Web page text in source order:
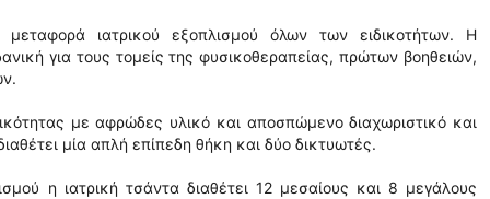
ιατρικού εξοπλισμού όλων των ειδικοτήτων. Η
για τους τομείς της φυσικοθεραπείας, πρώτων βοηθειών,
με αφρώδες υλικό και αποσπώμενο διαχωριστικό και
μία απλή επίπεδη θήκη και δύο δικτυωτές.
η ιατρική τσάντα διαθέτει 12 μεσαίους και 8 μεγάλους